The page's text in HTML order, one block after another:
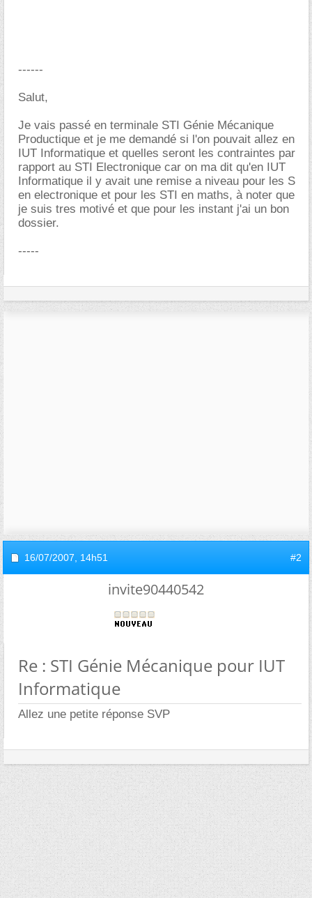
------
Salut,
Je vais passé en terminale STI Génie Mécanique
Productique et je me demandé si l'on pouvait allez en
IUT Informatique et quelles seront les contraintes par
rapport au STI Electronique car on ma dit qu'en IUT
Informatique il y avait une remise a niveau pour les S
en electronique et pour les STI en maths, à noter que
je suis tres motivé et que pour les instant j'ai un bon
dossier.
-----
16/07/2007, 14h51 #2
invite90440542
Re : STI Génie Mécanique pour IUT
Informatique
Allez une petite réponse SVP